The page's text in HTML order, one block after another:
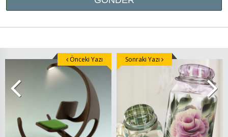
Önceki Yazı Sonraki Yazı